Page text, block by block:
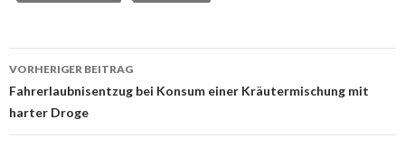
Beitrags-
Navigation
VORHERIGER BEITRAG
Fahrerlaubnisentzug bei Konsum einer Kräutermischung mit
harter Droge